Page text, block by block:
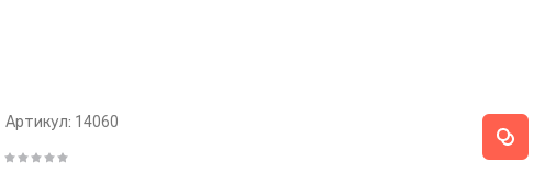
Артикул: 14060